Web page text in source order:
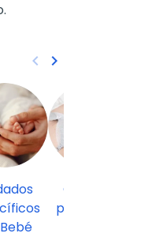
Cuidados
post-parto
Anterior
keyboard_arrow_left Siguiente
keyboard_arrow_right